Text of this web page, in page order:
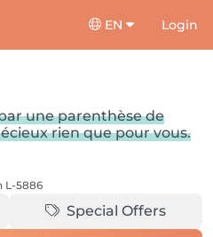
EN Login
une parenthèse de
rien que pour vous.
L-5886
Special Offers